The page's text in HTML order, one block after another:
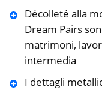
Décolleté alla
Dream Pairs
matrimoni,
intermedia
I dettagli